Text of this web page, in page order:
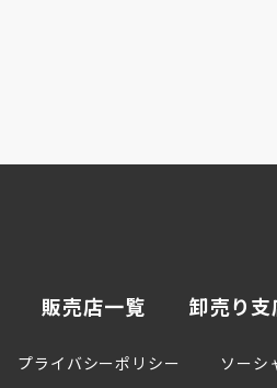
販売店一覧 卸売り
プライバシーポリシー ソーシ